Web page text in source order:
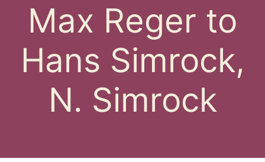
Max Reger to
Hans Simrock,
N. Simrock